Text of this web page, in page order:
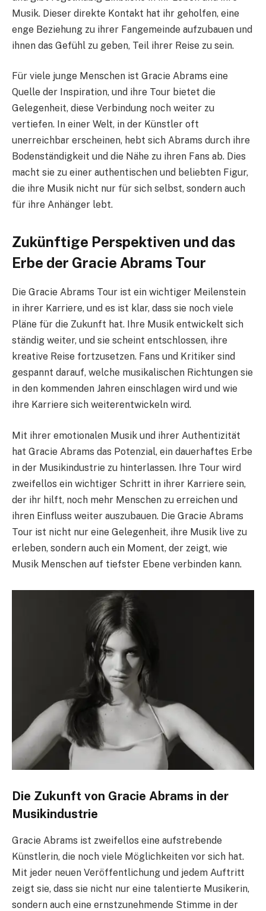
Musik. Dieser direkte Kontakt hat ihr geholfen, eine
enge Beziehung zu ihrer Fangemeinde aufzubauen und
ihnen das Gefühl zu geben, Teil ihrer Reise zu sein.
Für viele junge Menschen ist Gracie Abrams eine
Quelle der Inspiration, und ihre Tour bietet die
Gelegenheit, diese Verbindung noch weiter zu
vertiefen. In einer Welt, in der Künstler oft
unerreichbar erscheinen, hebt sich Abrams durch ihre
Bodenständigkeit und die Nähe zu ihren Fans ab. Dies
macht sie zu einer authentischen und beliebten Figur,
die ihre Musik nicht nur für sich selbst, sondern auch
für ihre Anhänger lebt.
Zukünftige Perspektiven und das
Erbe der Gracie Abrams Tour
Die Gracie Abrams Tour ist ein wichtiger Meilenstein
in ihrer Karriere, und es ist klar, dass sie noch viele
Pläne für die Zukunft hat. Ihre Musik entwickelt sich
ständig weiter, und sie scheint entschlossen, ihre
kreative Reise fortzusetzen. Fans und Kritiker sind
gespannt darauf, welche musikalischen Richtungen sie
in den kommenden Jahren einschlagen wird und wie
ihre Karriere sich weiterentwickeln wird.
Mit ihrer emotionalen Musik und ihrer Authentizität
hat Gracie Abrams das Potenzial, ein dauerhaftes Erbe
in der Musikindustrie zu hinterlassen. Ihre Tour wird
zweifellos ein wichtiger Schritt in ihrer Karriere sein,
der ihr hilft, noch mehr Menschen zu erreichen und
ihren Einfluss weiter auszubauen. Die Gracie Abrams
Tour ist nicht nur eine Gelegenheit, ihre Musik live zu
erleben, sondern auch ein Moment, der zeigt, wie
Musik Menschen auf tiefster Ebene verbinden kann.
Die Zukunft von Gracie Abrams in der
Musikindustrie
Gracie Abrams ist zweifellos eine aufstrebende
Künstlerin, die noch viele Möglichkeiten vor sich hat.
Mit jeder neuen Veröffentlichung und jedem Auftritt
zeigt sie, dass sie nicht nur eine talentierte Musikerin,
sondern auch eine ernstzunehmende Stimme in der